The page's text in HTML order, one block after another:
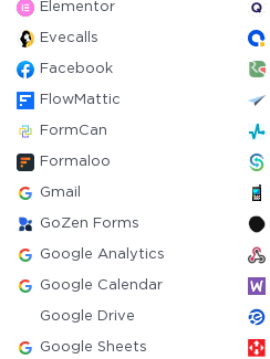
Elementor
Evecalls
Facebook
FlowMattic
FormCan
Formaloo
Gmail
GoZen Forms
Google Analytics
Google Calendar
Google Drive
Google Sheets